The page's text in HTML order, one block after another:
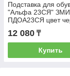
Подставка для
"Альфа 23СЯ" ЗМИ
ПДОА23СЯ цвет
12 080 ₸
Купить